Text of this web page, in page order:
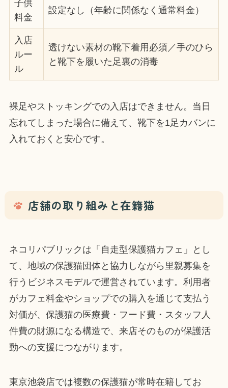
子供
料金
設定なし（年齢に関係なく通常料金）
入店
ルー
ル
透けない素材の靴下着用必須／手のひら
と靴下を履いた足裏の消毒
裸足やストッキングでの入店はできません。当日
忘れてしまった場合に備えて、靴下を1足カバンに
入れておくと安心です。
店舗の取り組みと在籍猫
ネコリパブリックは「自走型保護猫カフェ」とし
て、地域の保護猫団体と協力しながら里親募集を
行うビジネスモデルで運営されています。利用者
がカフェ料金やショップでの購入を通じて支払う
対価が、保護猫の医療費・フード費・スタッフ人
件費の財源になる構造で、来店そのものが保護活
動への支援につながります。
東京池袋店では複数の保護猫が常時在籍してお